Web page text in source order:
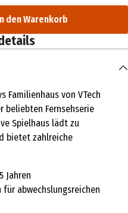
den Warenkorb
Familienhaus von VTech
beliebten Fernsehserie
Spielhaus lädt zu
bietet zahlreiche
Jahren
abwechslungsreichen